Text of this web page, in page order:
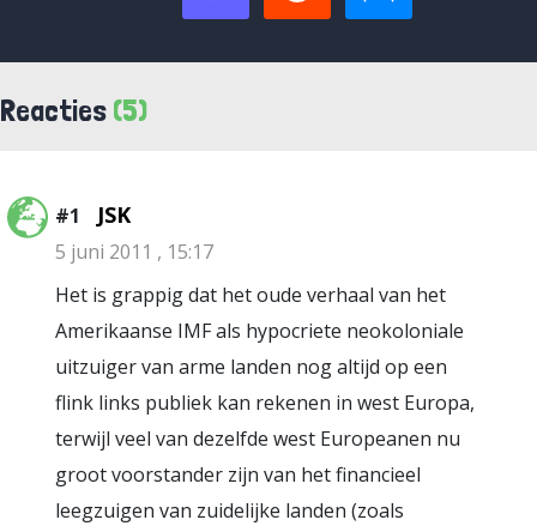
Reacties (5)
#1 JSK
5 juni 2011 , 15:17
Het is grappig dat het oude verhaal van het
Amerikaanse IMF als hypocriete neokoloniale
uitzuiger van arme landen nog altijd op een
flink links publiek kan rekenen in west Europa,
terwijl veel van dezelfde west Europeanen nu
groot voorstander zijn van het financieel
leegzuigen van zuidelijke landen (zoals